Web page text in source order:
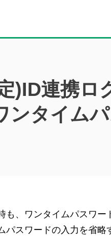
)ID連携ロ
ンタイム
も、ワンタイムパスワ
パスワードの入力を省